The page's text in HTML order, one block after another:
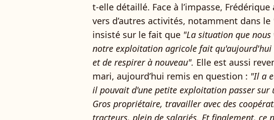
t-elle détaillé. Face à l’impasse,
vers d’autres activités, notamment dans le
insisté sur le fait que "La situation que nous
notre exploitation agricole fait qu'aujourd'hui
et de respirer à nouveau". Elle est aussi
mari, aujourd’hui remis en question : "Il a
il pouvait d'une petite exploitation passer sur
Gros propriétaire, travailler avec des
tracteurs, plein de salariés. Et finalement, ce